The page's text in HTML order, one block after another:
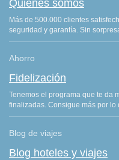
Quiénes somos
Más de 500.000 clientes
seguridad y garantía. Sin
Ahorro
Fidelización
Tenemos el programa que te da
finalizadas. Consigue más por lo
Blog de viajes
Blog hoteles y viajes